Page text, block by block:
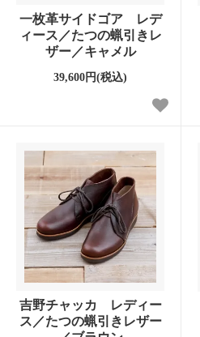
一枚革サイドゴア レデ
ィース／たつの蝋引きレ
ザー／キャメル
39,600円(税込)
吉野チャッカ レディー
ス／たつの蝋引きレザー